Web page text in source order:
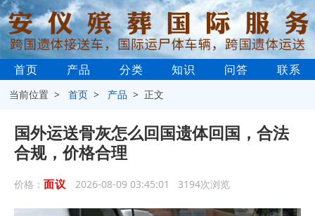
首页 产品 分类 知识 问答 联系
当前位置 >首页 > 产品 > 正文
国外运送骨灰怎么回国遗体回国，合法
合规，价格合理
价格： 面议 2026-08-09 03:45:01 3194次浏览